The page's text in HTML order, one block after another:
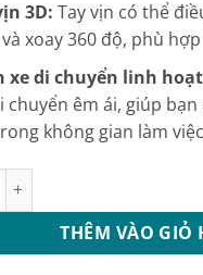
3D: Tay vịn có thể
xoay 360 độ, phù
xe di chuyển linh
chuyển êm ái, giúp
không gian làm
THÊM VÀO GIỎ